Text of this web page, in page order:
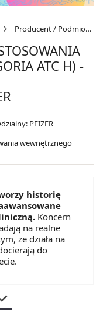
Producent / Podmiot odpowiedzialny: PFIZER
ATC H) -
PFIZER
wewnętrznego
historię
Koncern
na realne
że działa na
do